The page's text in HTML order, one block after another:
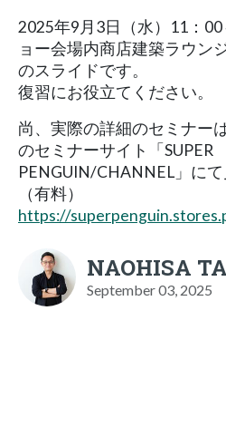
2025年9月3日（水）11：
ョー会場内商店建築ラウン
のスライドです。
復習にお役立てください。
尚、実際の詳細のセミナー
のセミナーサイト「SUPER
PENGUIN/CHANNEL」に
（有料）
https://
NAOHISA
September 03, 2025